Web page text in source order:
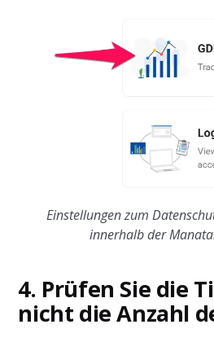
Einstellungen zum
innerhalb der
4. Prüfen Sie die
nicht die Anzahl